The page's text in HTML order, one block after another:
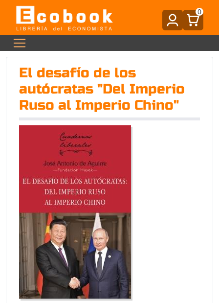
0
El desafío de los
autócratas "Del Imperio
Ruso al Imperio Chino"